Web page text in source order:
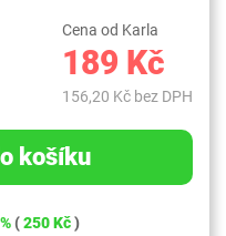
Cena od Karla
189 Kč
156,20 Kč bez DPH
košíku
(250 Kč)